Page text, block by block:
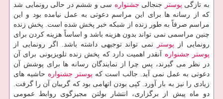
به تازگی پوستر جنجالی جشنواره سی و ششم در حالی رونمایی شد
كه از رسانه ها برای این مراسم دعوتی به عمل نیامده بود و این
مراسم صرفاً به طور زنده از شبكه خبر پخش شده است. پخش زنده
چنین مراسمی نمی تواند بدون هزینه باشد و اساساً هزینه كردن برای
رونمایی از پوستر
نمی تواند توجیهی داشته باشد. اگر رونمایی از
پوستر
جشنواره آنقدر اهمیت دارد كه پخش زنده تلویزیونی برای آن
در نظر می گیرند، پس چرا از نمایندگان رسانه ها برای پوشش آن
دعوتی به عمل نمی آید. جالب است كه پوستر جشنواره حاشیه های
زیادی را نیز به بار آورد. كپی بودن اتهامی بود كه گریبان آن را گرفت.
دو ماه پیش از برگزاری، انتشار بولتن مجیزگوی روابط عمومی